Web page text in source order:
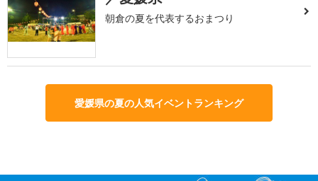
朝倉の夏を代表するおまつり
愛媛県の夏の人気イベントランキング